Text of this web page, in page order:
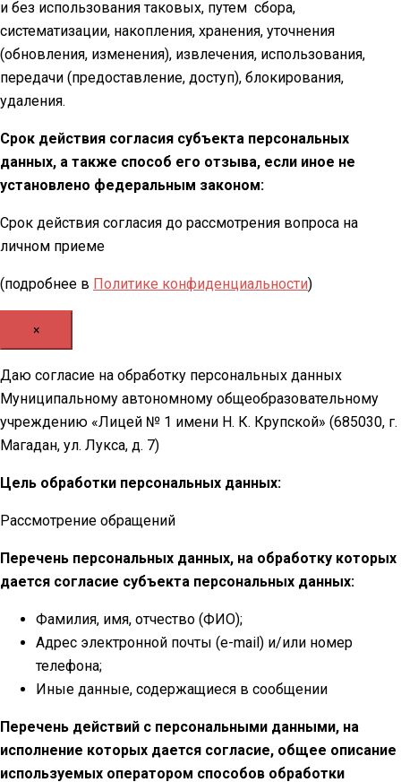
и без использования таковых, путем сбора,
систематизации, накопления, хранения, уточнения
(обновления, изменения), извлечения, использования,
передачи (предоставление, доступ), блокирования,
удаления.
Срок действия согласия субъекта персональных
данных, а также способ его отзыва, если иное не
установлено федеральным законом:
Срок действия согласия до рассмотрения вопроса на
личном приеме
(подробнее в Политике конфиденциальности)
×
Даю согласие на обработку персональных данных
Муниципальному автономному общеобразовательному
учреждению «Лицей № 1 имени Н. К. Крупской» (685030, г.
Магадан, ул. Лукса, д. 7)
Цель обработки персональных данных:
Рассмотрение обращений
Перечень персональных данных, на обработку которых
дается согласие субъекта персональных данных:
Фамилия, имя, отчество (ФИО);
Адрес электронной почты (e-mail) и/или номер
телефона;
Иные данные, содержащиеся в сообщении
Перечень действий с персональными данными, на
исполнение которых дается согласие, общее описание
используемых оператором способов обработки